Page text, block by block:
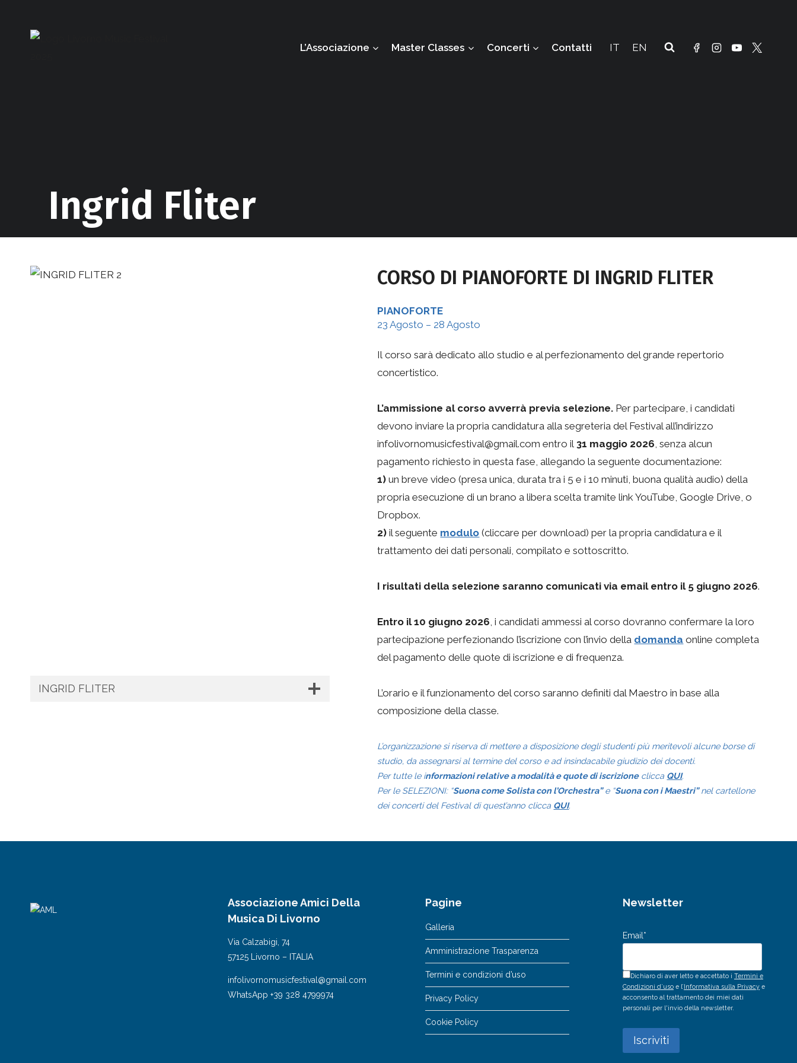
L’Associazione Master Classes Concerti Contatti IT EN
Ingrid Fliter
INGRID FLITER
CORSO DI PIANOFORTE DI INGRID FLITER
PIANOFORTE
23 Agosto – 28 Agosto
Il corso sarà dedicato allo studio e al perfezionamento del grande repertorio
concertistico.
L’ammissione al corso avverrà previa selezione. Per partecipare, i candidati
devono inviare la propria candidatura alla segreteria del Festival all’indirizzo
infolivornomusicfestival@gmail.com entro il31 maggio 2026, senza alcun
pagamento richiesto in questa fase, allegando la seguente documentazione:
1)un breve video (presa unica, durata tra i 5 e i 10 minuti, buona qualità audio) della
propria esecuzione di un brano a libera scelta tramite link YouTube, Google Drive, o
Dropbox.
2) il seguente modulo (cliccare per download) per la propria candidatura e il
trattamento dei dati personali, compilato e sottoscritto.
I risultati della selezione saranno comunicati via email entro il 5 giugno 2026.
Entro il 10 giugno 2026, i candidati ammessi al corso dovranno confermare la loro
partecipazione perfezionando l’iscrizione con l’invio della domanda online completa
del pagamento delle quote di iscrizione e di frequenza.
L’orario e il funzionamento del corso saranno definiti dal Maestro in base alla
composizione della classe.
L’organizzazione si riserva di mettere a disposizione degli studenti più meritevoli alcune borse di
studio, da assegnarsi al termine del corso e ad insindacabile giudizio dei docenti.
Per tutte le informazioni relative a modalità e quote di iscrizioneclicca QUI.
Per le SELEZIONI: “Suona come Solista con l’Orchestra”e “Suona con i Maestri”nel cartellone
dei concerti del Festival di quest’anno clicca QUI.
Associazione Amici Della
Musica Di Livorno
Via Calzabigi, 74
57125 Livorno – ITALIA
infolivornomusicfestival@gmail.com
WhatsApp +39 328 4799974
Pagine
Galleria
Amministrazione Trasparenza
Termini e condizioni d’uso
Privacy Policy
Cookie Policy
Newsletter
Email*
Dichiaro di aver letto e accettato i Termini e
Condizioni d’uso e l’Informativa sulla Privacy e
acconsento al trattamento dei miei dati
personali per l'invio della newsletter.